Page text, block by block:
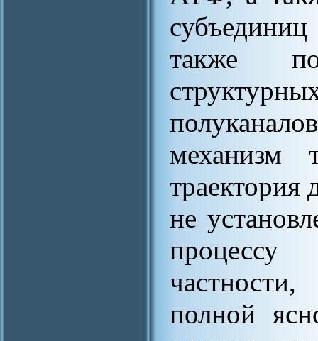
также
механизм
траектория
не
процессу
полной